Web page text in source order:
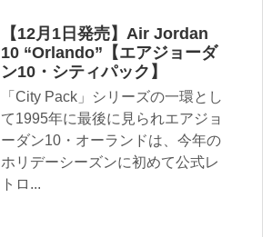
【12月1日発売】Air Jordan
10 “Orlando”【エアジョーダ
ン10・シティパック】
「City Pack」シリーズの一環とし
て1995年に最後に見られエアジョ
ーダン10・オーランドは、今年の
ホリデーシーズンに初めて公式レ
トロ...